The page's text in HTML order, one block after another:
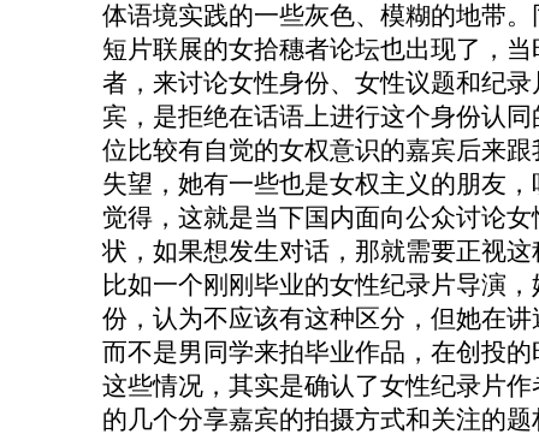
体语境实践的一些灰色、模糊的地带
短片联展的女拾穗者论坛也出现了，
者，来讨论女性身份、女性议题和纪
宾，是拒绝在话语上进行这个身份认
位比较有自觉的女权意识的嘉宾后来
失望，她有一些也是女权主义的朋友
觉得，这就是当下国内面向公众讨论
状，如果想发生对话，那就需要正视
比如一个刚刚毕业的女性纪录片导演
份，认为不应该有这种区分，但她在
而不是男同学来拍毕业作品，在创投
这些情况，其实是确认了女性纪录片
的几个分享嘉宾的拍摄方式和关注的